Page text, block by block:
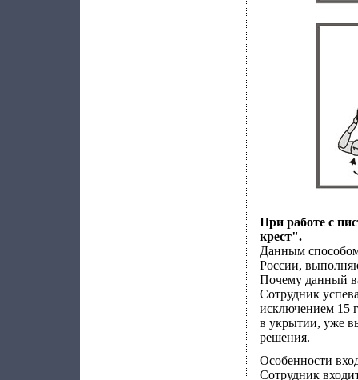
При работе с
крест".
Данным
России,
Почему данный
Сотрудник
исключением 15
в укрытии, уже
решения.
Особенности
Сотрудник